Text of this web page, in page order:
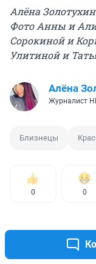
Алёна
Фото Анны и
Сорокиной и
Улитиной и
Алёна
Журналист
Близнецы
0 0